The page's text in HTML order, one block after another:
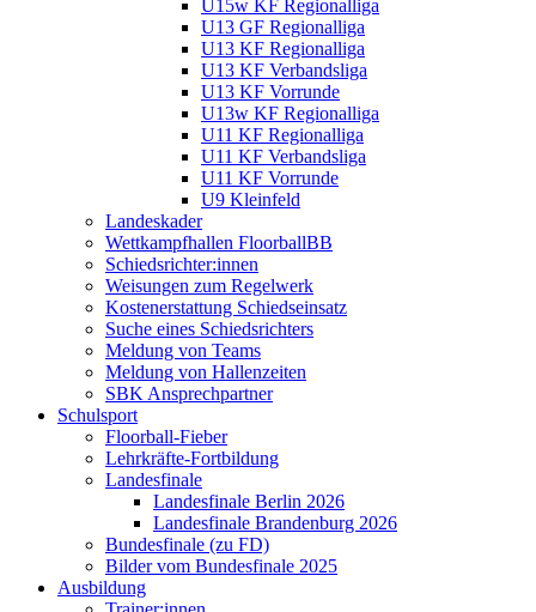
U15w KF Regionalliga
U13 GF Regionalliga
U13 KF Regionalliga
U13 KF Verbandsliga
U13 KF Vorrunde
U13w KF Regionalliga
U11 KF Regionalliga
U11 KF Verbandsliga
U11 KF Vorrunde
U9 Kleinfeld
Landeskader
Wettkampfhallen FloorballBB
Schiedsrichter:innen
Weisungen zum Regelwerk
Kostenerstattung Schiedseinsatz
Suche eines Schiedsrichters
Meldung von Teams
Meldung von Hallenzeiten
SBK Ansprechpartner
Schulsport
Floorball-Fieber
Lehrkräfte-Fortbildung
Landesfinale
Landesfinale Berlin 2026
Landesfinale Brandenburg 2026
Bundesfinale (zu FD)
Bilder vom Bundesfinale 2025
Ausbildung